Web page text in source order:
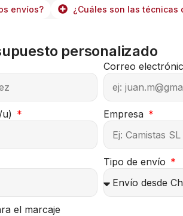
envíos? ¿Cuáles son las técnicas
personalizado
Correo
u) Empresa
Tipo de envío
el marcaje